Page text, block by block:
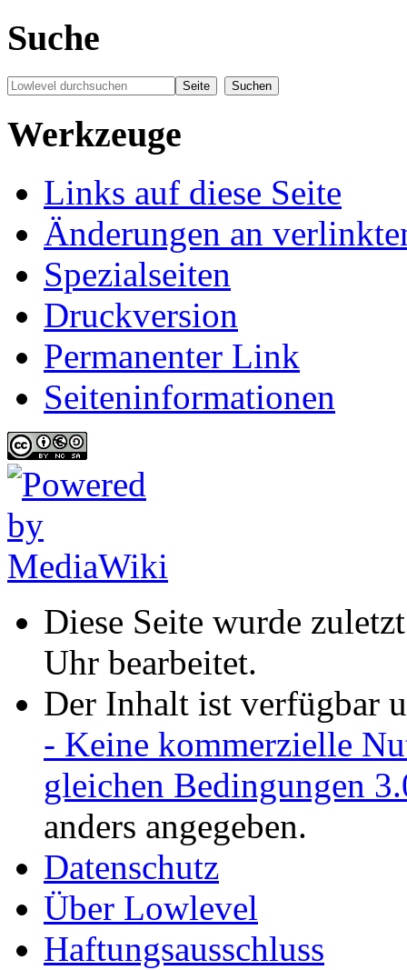
Suche
Werkzeuge
Links auf diese Seite
Änderungen an
Spezialseiten
Druckversion
Permanenter Link
Seiten­informationen
Diese Seite wurde
Uhr bearbeitet.
Der Inhalt ist verfügbar
- Keine kommerzielle
gleichen Bedingungen
anders angegeben.
Datenschutz
Über Lowlevel
Haftungsausschluss